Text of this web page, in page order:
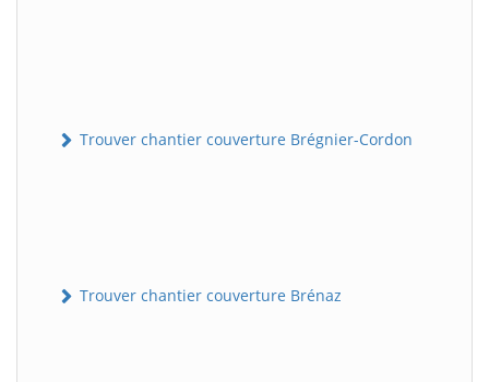
Trouver chantier couverture Brégnier-Cordon
Trouver chantier couverture Brénaz